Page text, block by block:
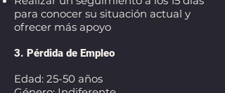
para conocer su situación actual y
ofrecer más apoyo
3. Pérdida de Empleo
Edad: 25-50 años